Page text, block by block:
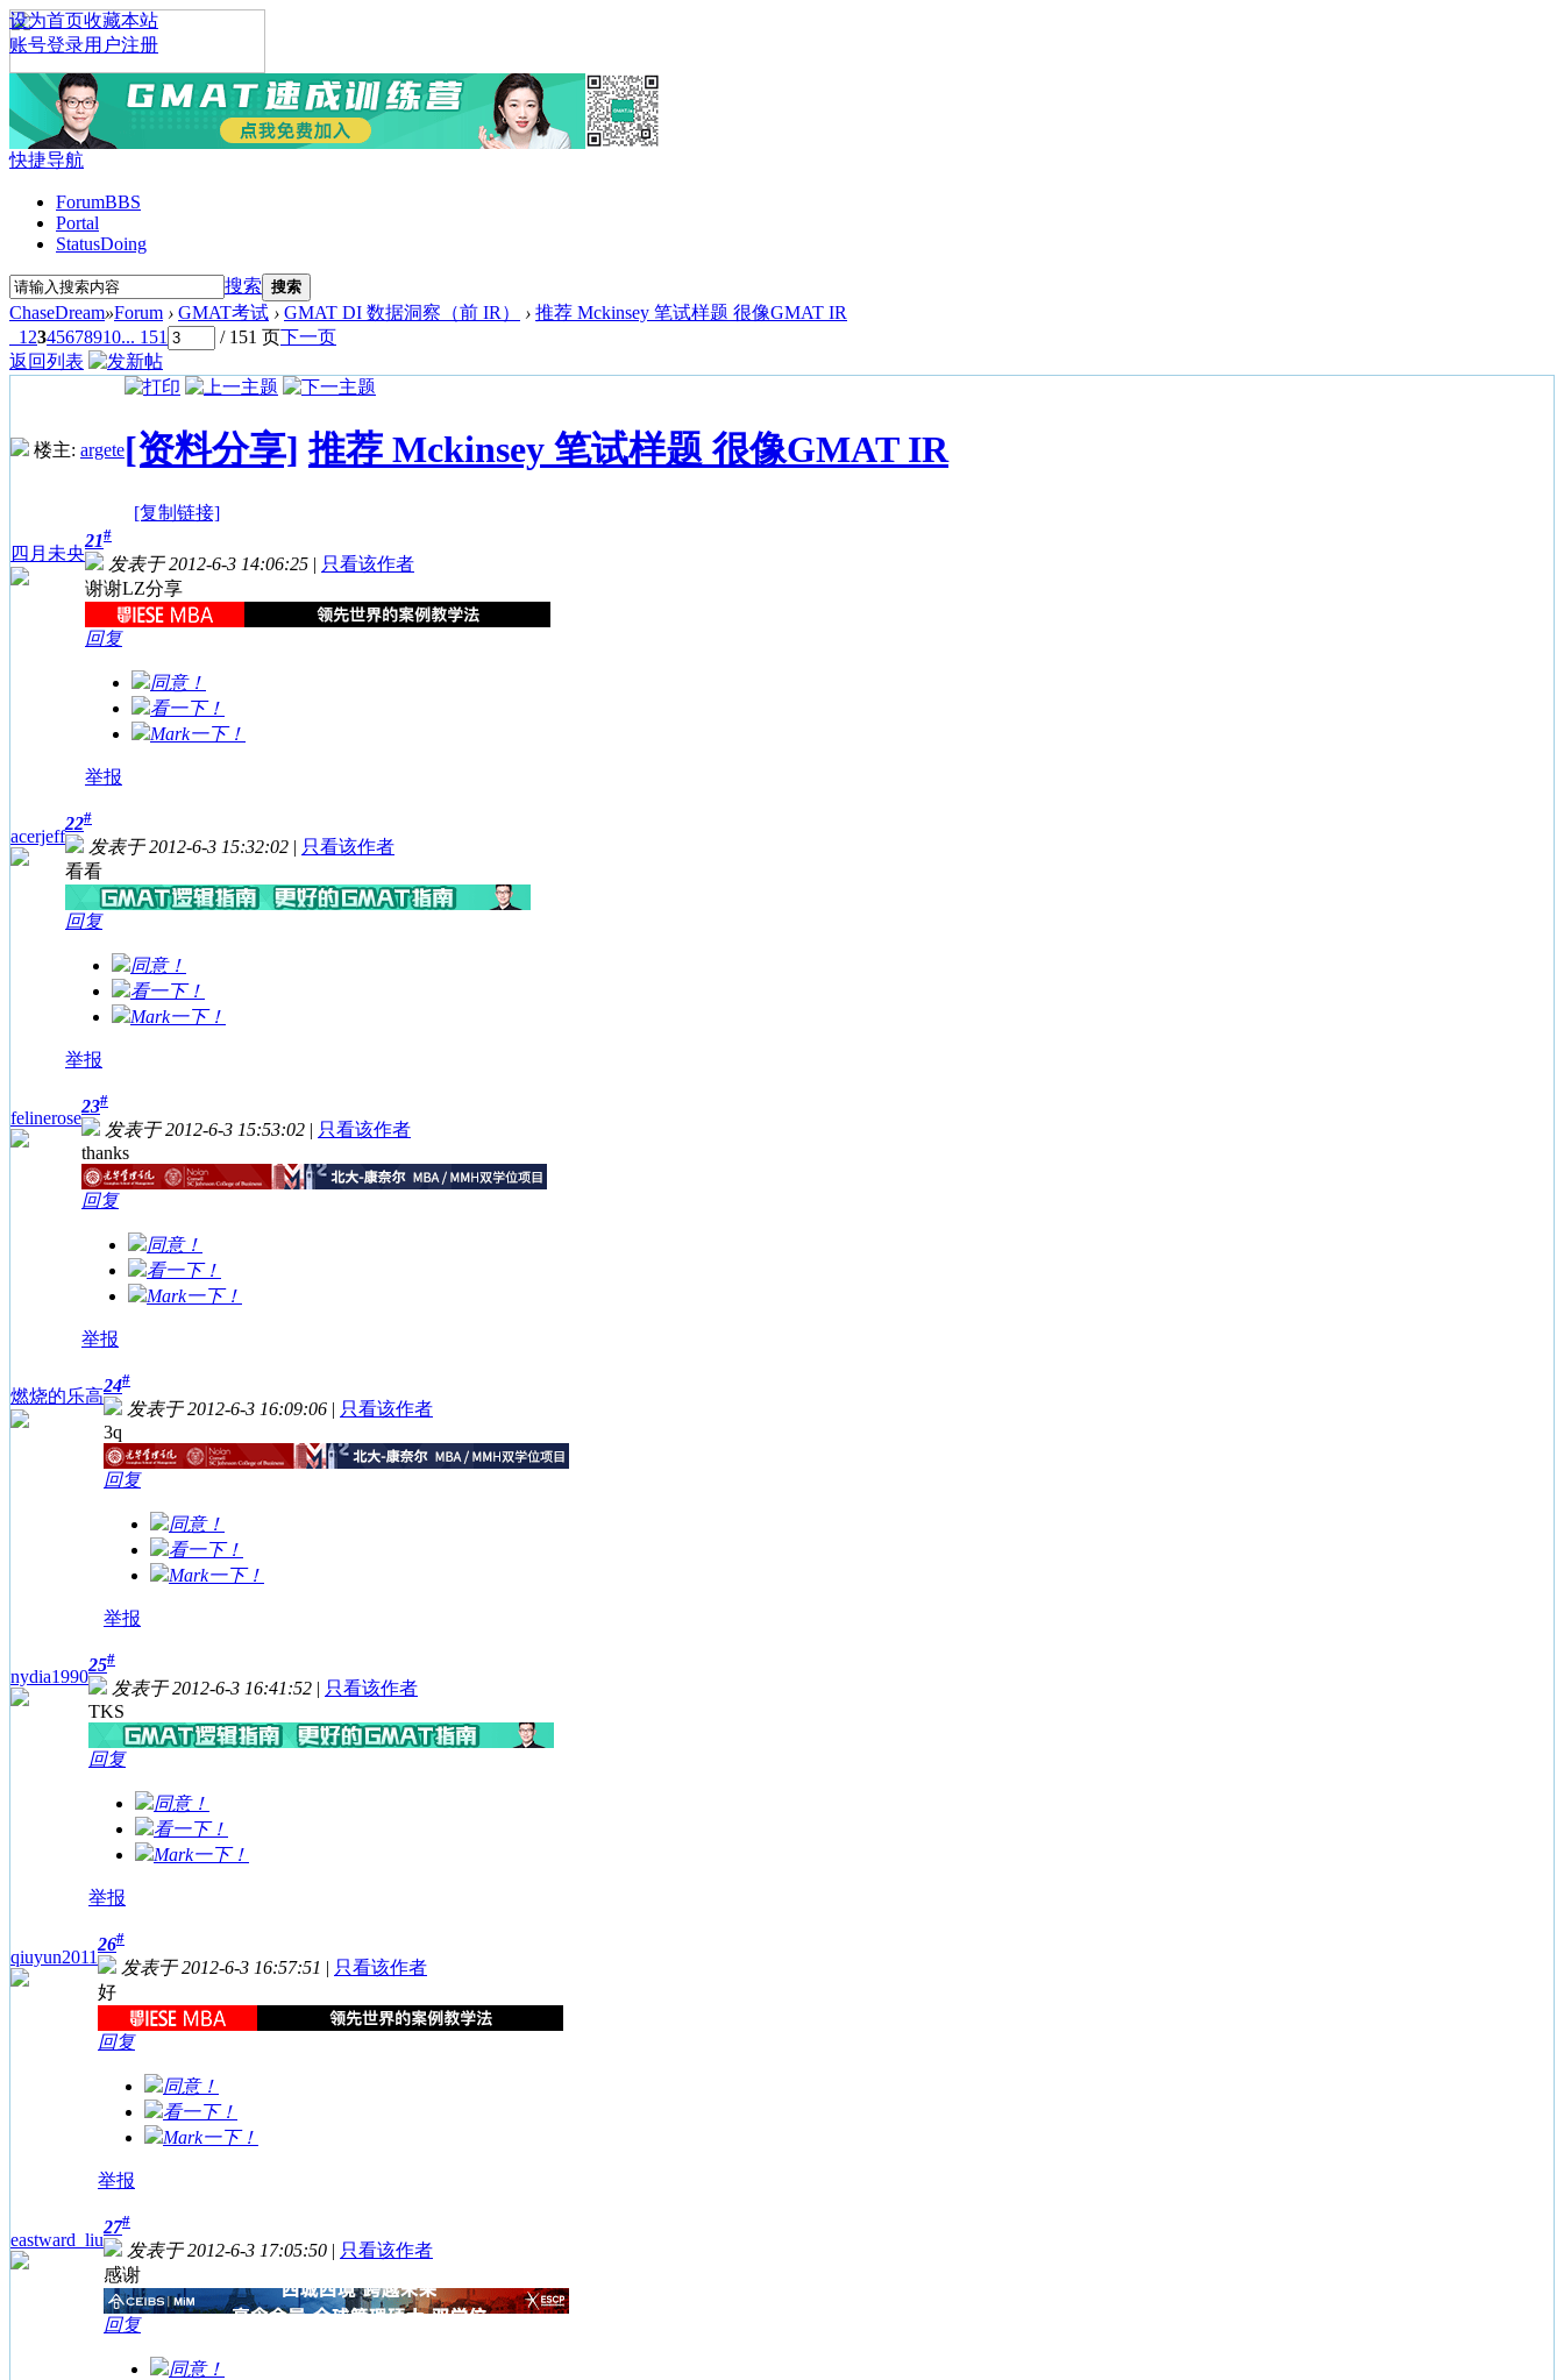
设为首页收藏本站
账号登录用户注册
快捷导航
ForumBBS
Portal
StatusDoing
搜索 搜索
ChaseDream»Forum › GMAT考试 › GMAT DI 数据洞察（前 IR） › 推荐 Mckinsey 笔试样题 很像GMAT IR
1 2345678910... 151 / 151 页下一页
返回列表
楼主: argete[资料分享] 推荐 Mckinsey 笔试样题 很像GMAT IR
[复制链接]
四月未央
21#
发表于 2012-6-3 14:06:25 | 只看该作者
谢谢LZ分享
回复
同意！
看一下！
Mark一下！
举报
acerjeff
22#
发表于 2012-6-3 15:32:02 | 只看该作者
看看
回复
同意！
看一下！
Mark一下！
举报
felinerose
23#
发表于 2012-6-3 15:53:02 | 只看该作者
thanks
回复
同意！
看一下！
Mark一下！
举报
燃烧的乐高
24#
发表于 2012-6-3 16:09:06 | 只看该作者
3q
回复
同意！
看一下！
Mark一下！
举报
nydia1990
25#
发表于 2012-6-3 16:41:52 | 只看该作者
TKS
回复
同意！
看一下！
Mark一下！
举报
qiuyun2011
26#
发表于 2012-6-3 16:57:51 | 只看该作者
好
回复
同意！
看一下！
Mark一下！
举报
eastward_liu
27#
发表于 2012-6-3 17:05:50 | 只看该作者
感谢
回复
同意！